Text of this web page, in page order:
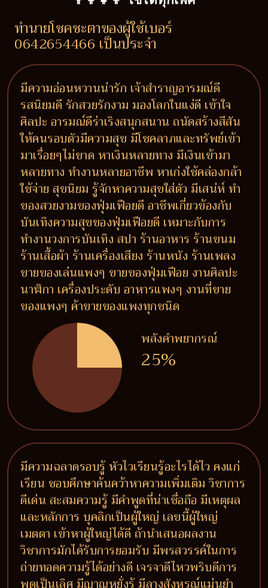
ทำนายโชคชะตาของผู้ใช้เบอร์
0642654466 เป็นประจำ
มีความอ่อนหวานน่ารัก เจ้าสำราญอารมณ์ดี
รสนิยมดี รักสวยรักงาม มองโลกในแง่ดี เข้าใจ
ศิลปะ อารมณ์ดีร่าเริงสนุกสนาน ถนัดสร้างสีสัน
ให้คนรอบตัวมีความสุข มีโชคลาภและทรัพย์เข้า
มาเรื่อยๆไม่ขาด หาเงินหลายทาง มีเงินเข้ามา
หลายทาง ทำงานหลายอาชีพ หาเก่งใช้คล่องกล้า
ใช้จ่าย สุขนิยม รู้จักหาความสุขใส่ตัว มีเสน่ห์ ทำ
ของสวยงามของฟุ่มเฟือยดี อาชีพเกี่ยวข้องกับ
บันเทิงความสุขของฟุ่มเฟือยดี เหมาะกับการ
ทำงานวงการบันเทิง สปา ร้านอาหาร ร้านขนม
ร้านเสื้อผ้า ร้านเครื่องเสียง ร้านหนัง ร้านเพลง
ขายของเล่นแพงๆ ขายของฟุ่มเฟือย งานศิลปะ
นาฬิกา เครื่องประดับ อาหารแพงๆ งานที่ขาย
ของแพงๆ ค้าขายของแพงทุกชนิด
พลังคำพยากรณ์
25%
มีความฉลาดรอบรู้ หัวไวเรียนรู้อะไรได้ไว คงแก่
เรียน ชอบศึกษาค้นคว้าหาความเพิ่มเติม วิชาการ
ดีเด่น สะสมความรู้ มีคำพูดที่น่าเชื่อถือ มีเหตุผล
และหลักการ บุคลิกเป็นผู้ใหญ่ เลขนี้ผู้ใหญ่
เมตตา เข้าหาผู้ใหญ่ได้ดี ถ้านำเสนอผลงาน
วิชาการมักได้รับการยอมรับ มีพรสวรรค์ในการ
ถ่ายทอดความรู้ได้อย่างดี เจรจาดีไหวพริบดีการ